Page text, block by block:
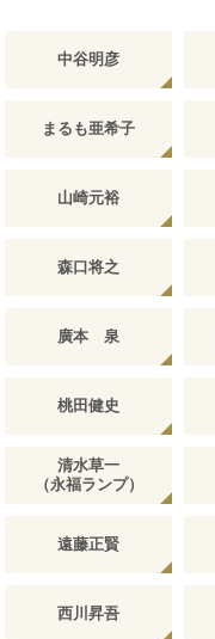
中谷明彦
まるも亜希子
山崎元裕
森口将之
廣本 泉
桃田健史
清水草一
（永福ランプ）
遠藤正賢
西川昇吾